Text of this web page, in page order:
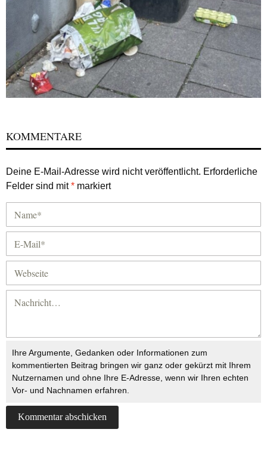
KOMMENTARE
Deine E-Mail-Adresse wird nicht veröffentlicht. Erforderliche
Felder sind mit* markiert
Ihre Argumente, Gedanken oder Informationen zum
kommentierten Beitrag bringen wir ganz oder gekürzt mit Ihrem
Nutzernamen und ohne Ihre E-Adresse, wenn wir Ihren echten
Vor- und Nachnamen erfahren.